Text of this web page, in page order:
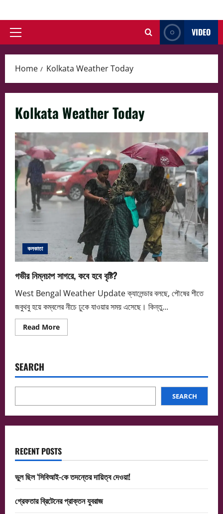
to
contentPrimary
VIDEO
Home Kolkata Weather Today
Kolkata Weather Today
কলকাতা
গভীর নিম্নচাপ সাগরে, কবে হবে বৃষ্টি?
West Bengal Weather Update ক্যালেন্ডার বলছে, পৌষের শীতে
জবুথবু হয়ে কম্বলের নীচে ঢুকে যাওয়ার সময় এসেছে। কিন্তু...
Read MoreRead
more
হবে
SEARCH
SEARCH
RECENT POSTS
ভুল ছিল ‘সিবিআই-কে তদন্তের দায়িত্ব দেওয়া!
গ্রেফতার ব্রিটেনের প্রাক্তন যুবরাজ